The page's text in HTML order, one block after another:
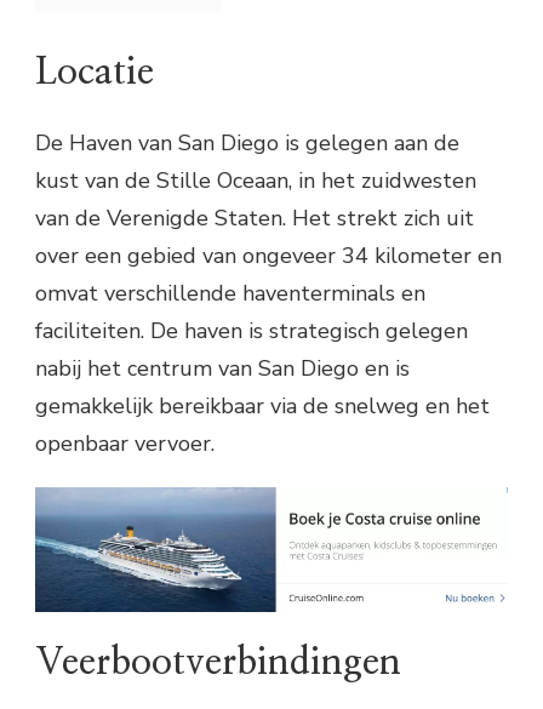
Locatie
De Haven van San Diego is gelegen aan de
kust van de Stille Oceaan, in het zuidwesten
van de Verenigde Staten. Het strekt zich uit
over een gebied van ongeveer 34 kilometer en
omvat verschillende haventerminals en
faciliteiten. De haven is strategisch gelegen
nabij het centrum van San Diego en is
gemakkelijk bereikbaar via de snelweg en het
openbaar vervoer.
Veerbootverbindingen